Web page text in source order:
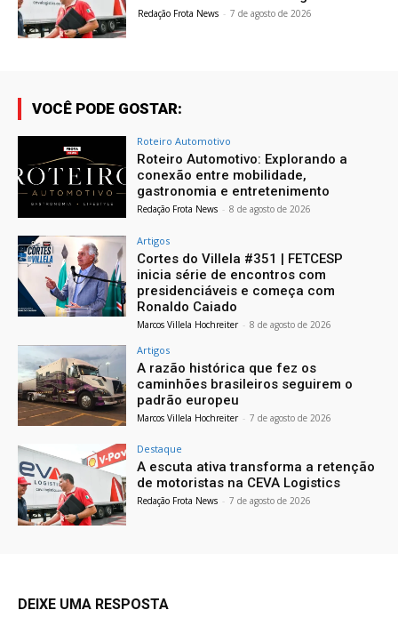
Redação Frota News - 7 de agosto de 2026
VOCÊ PODE GOSTAR:
Roteiro Automotivo
Roteiro Automotivo: Explorando a
conexão entre mobilidade,
gastronomia e entretenimento
Redação Frota News - 8 de agosto de 2026
Artigos
Cortes do Villela #351 | FETCESP
inicia série de encontros com
presidenciáveis e começa com
Ronaldo Caiado
Marcos Villela Hochreiter - 8 de agosto de 2026
Artigos
A razão histórica que fez os
caminhões brasileiros seguirem o
padrão europeu
Marcos Villela Hochreiter - 7 de agosto de 2026
Destaque
A escuta ativa transforma a retenção
de motoristas na CEVA Logistics
Redação Frota News - 7 de agosto de 2026
DEIXE UMA RESPOSTA